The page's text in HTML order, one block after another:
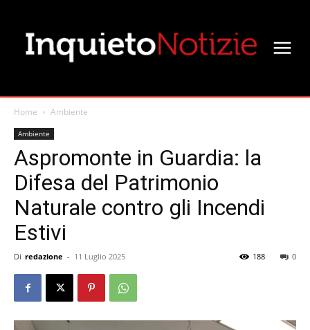
Home Ambiente
Ambiente
Aspromonte in Guardia: la
Difesa del Patrimonio
Naturale contro gli Incendi
Estivi
Di redazione - 11 Luglio 2025 0
188